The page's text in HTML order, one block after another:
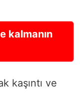
kalmanın
kaşıntı ve